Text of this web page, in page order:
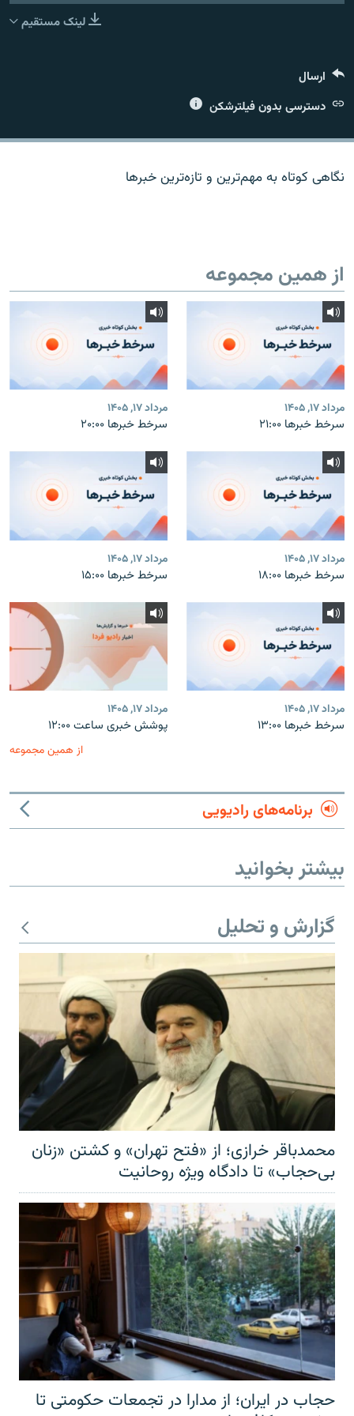
لینک مستقیم
ارسال
دسترسی بدون فیلترشکن
نگاهی کوتاه به مهم‌ترين و تازه‌ترين خبرها
از همین مجموعه
مرداد ۱۷, ۱۴۰۵
سرخط خبرها ۲۱:۰۰
مرداد ۱۷, ۱۴۰۵
سرخط خبرها ۲۰:۰۰
مرداد ۱۷, ۱۴۰۵
سرخط خبرها ۱۸:۰۰
مرداد ۱۷, ۱۴۰۵
سرخط خبرها ۱۵:۰۰
مرداد ۱۷, ۱۴۰۵
سرخط خبرها ۱۳:۰۰
مرداد ۱۷, ۱۴۰۵
پوشش خبری ساعت ۱۲:۰۰
از همین مجموعه
برنامه‌های رادیویی
بیشتر بخوانید
گزارش و تحلیل
محمدباقر خرازی؛ از «فتح تهران» و کشتن «زنان
بی‌حجاب» تا دادگاه ویژه روحانیت
حجاب در ایران؛ از مدارا در تجمعات حکومتی تا